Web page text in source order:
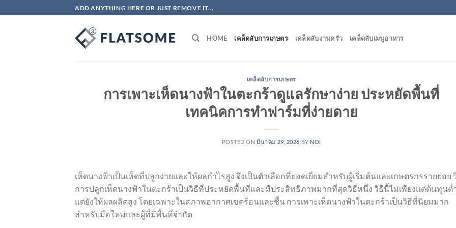
ไป
ADD ANYTHING HERE OR JUST REMOVE IT...
HOME เคล็ดลับการเกษตร เคล็ดลับงานครัว เคล็ดลับเมนูอาหาร
เคล็ดลับการเกษตร
การเพาะเห็ดนางฟ้าในตะกร้าดูแลรักษาง่าย ประหยัดพื้นที่
เทคนิคการทำฟาร์มที่ง่ายดาย
POSTED ONมีนาคม 29, 2026 BY NOI
เห็ดนางฟ้าเป็นเห็ดที่ปลูกง่ายและให้ผลกำไรสูง จึงเป็นตัวเลือกที่ยอดเยี่ยมสำหรับผู้เริ่มต้นและเกษตรกรรายย่อย
การปลูกเห็ดนางฟ้าในตะกร้าเป็นวิธีที่ประหยัดพื้นที่และมีประสิทธิภาพมากที่สุดวิธีหนึ่ง วิธีนี้ไม่เพียงแต่ต้นทุนต่
แต่ยังให้ผลผลิตสูง โดยเฉพาะในสภาพอากาศเขตร้อนและชื้น การเพาะเห็ดนางฟ้าในตะกร้าเป็นวิธีที่นิยมมาก
สำหรับมือใหม่และผู้ที่มีพื้นที่จำกัด